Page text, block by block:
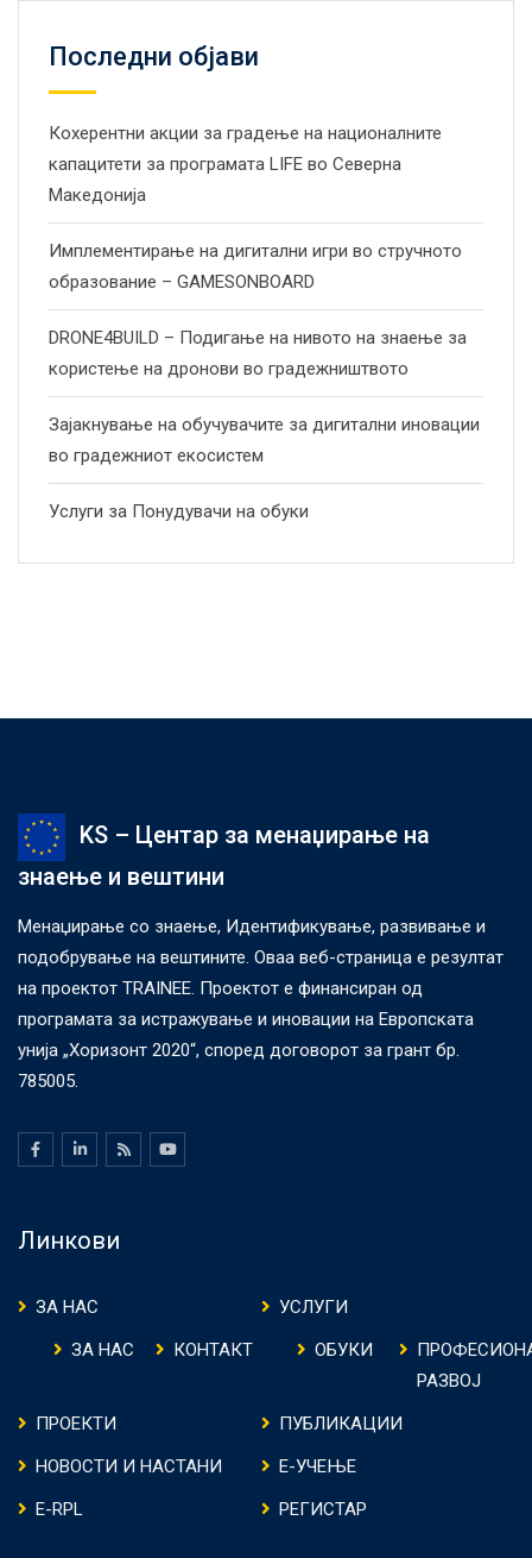
Последни објави
Кохерентни акции за градење на националните
капацитети за програмата LIFE во Северна
Македонија
Имплементирање на дигитални игри во стручното
образование – GAMESONBOARD
DRONE4BUILD – Подигање на нивото на знаење за
користење на дронови во градежништвото
Зајакнување на обучувачите за дигитални иновации
во градежниот екосистем
Услуги за Понудувачи на обуки
KS – Центар за менаџирање на
знаење и вештини
Менаџирање со знаење, Идентификување, развивање и
подобрување на вештините. Оваа веб-страница е резултат
на проектот TRAINEE. Проектот е финансиран од
програмата за истражување и иновации на Европската
унија „Хоризонт 2020“, според договорот за грант бр.
785005.
Линкови
ЗА НАС
ЗА НАС
КОНТАКТ
УСЛУГИ
ОБУКИ
РАЗВОЈ
ПРОЕКТИ
ПУБЛИКАЦИИ
НОВОСТИ И НАСТАНИ
Е-УЧЕЊЕ
E-RPL
РЕГИСТАР